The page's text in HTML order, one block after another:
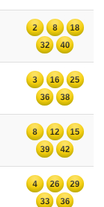
2 8
18
32
40
3 16
25
36
38
8 12
15
39
42
4 26
29
33
36